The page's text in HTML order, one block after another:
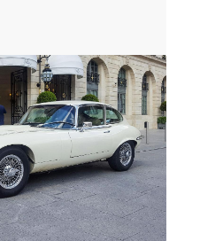
?
ET MARQUES
FONCTIONNE BLV ?